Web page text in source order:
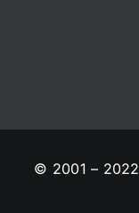
© 2001 – 2022